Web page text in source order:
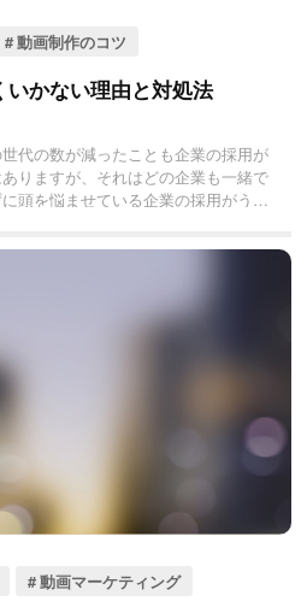
動画制作のコツ
かない理由と対処法
代の数が減ったことも企業の採用が
りますが、それはどの企業も一緒で
頭を悩ませている企業の採用がうま
動画マーケティング